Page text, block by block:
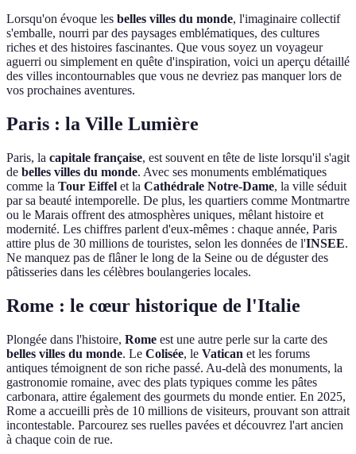
Lorsqu'on évoque les belles villes du monde, l'imaginaire collectif
s'emballe, nourri par des paysages emblématiques, des cultures
riches et des histoires fascinantes. Que vous soyez un voyageur
aguerri ou simplement en quête d'inspiration, voici un aperçu détaillé
des villes incontournables que vous ne devriez pas manquer lors de
vos prochaines aventures.
Paris : la Ville Lumière
Paris, la capitale française, est souvent en tête de liste lorsqu'il s'agit
de belles villes du monde. Avec ses monuments emblématiques
comme la Tour Eiffel et la Cathédrale Notre-Dame, la ville séduit
par sa beauté intemporelle. De plus, les quartiers comme Montmartre
ou le Marais offrent des atmosphères uniques, mêlant histoire et
modernité. Les chiffres parlent d'eux-mêmes : chaque année, Paris
attire plus de 30 millions de touristes, selon les données de l'INSEE.
Ne manquez pas de flâner le long de la Seine ou de déguster des
pâtisseries dans les célèbres boulangeries locales.
Rome : le cœur historique de l'Italie
Plongée dans l'histoire, Rome est une autre perle sur la carte des
belles villes du monde. Le Colisée, le Vatican et les forums
antiques témoignent de son riche passé. Au-delà des monuments, la
gastronomie romaine, avec des plats typiques comme les pâtes
carbonara, attire également des gourmets du monde entier. En 2025,
Rome a accueilli près de 10 millions de visiteurs, prouvant son attrait
incontestable. Parcourez ses ruelles pavées et découvrez l'art ancien
à chaque coin de rue.